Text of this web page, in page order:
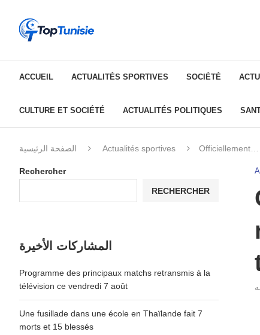
ACCUEIL ACTUALITÉS SPORTIVES SOCIÉTÉ
CULTURE ET SOCIÉTÉ ACTUALITÉS POLITIQUES
الصفحة الرئيسية Actualités sportives Officiellement…
Rechercher
RECHERCHER
المشاركات الأخيرة
Programme des principaux matchs retransmis à la
télévision ce vendredi 7 août
Une fusillade dans une école en Thaïlande fait 7
morts et 15 blessés